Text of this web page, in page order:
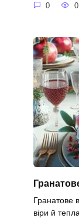
0 0
Гранатове
віри й тепла.